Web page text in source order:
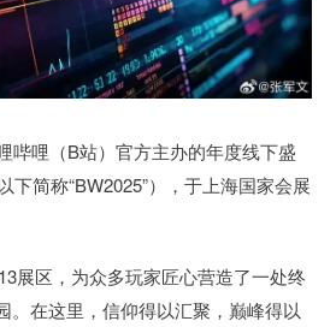
哔哩（B站）官方主办的年度线下盛
下简称“BW2025”），于上海国家会展
展区，为众多玩家匠心营造了一处终
在这里，信仰得以汇聚，巅峰得以